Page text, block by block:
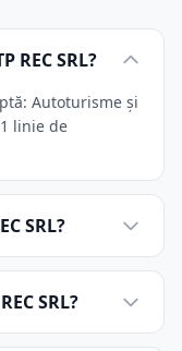
REC SRL?
Autoturisme și
linie de
SRL?
SRL?